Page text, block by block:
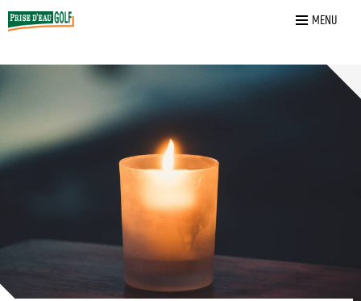
MENU
Home